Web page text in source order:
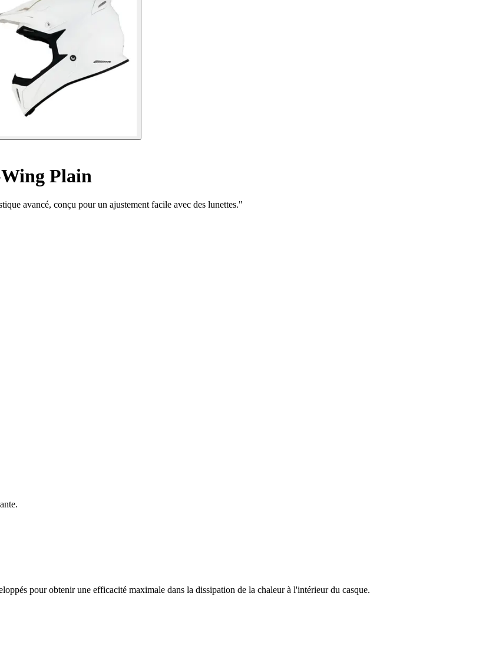
Plain
avancé, conçu pour un ajustement facile avec des lunettes."
pour obtenir une efficacité maximale dans la dissipation de la chaleur à l'intérieur du casque.